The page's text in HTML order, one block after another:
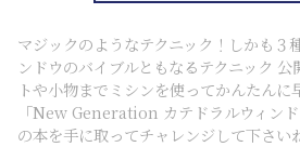
マジックのようなテクニック！しかも３
ンドウのバイブルともなるテクニック
トや小物までミシンを使ってかんたんに
「New Generation カテドラルウィン
の本を手に取ってチャレンジして下さい